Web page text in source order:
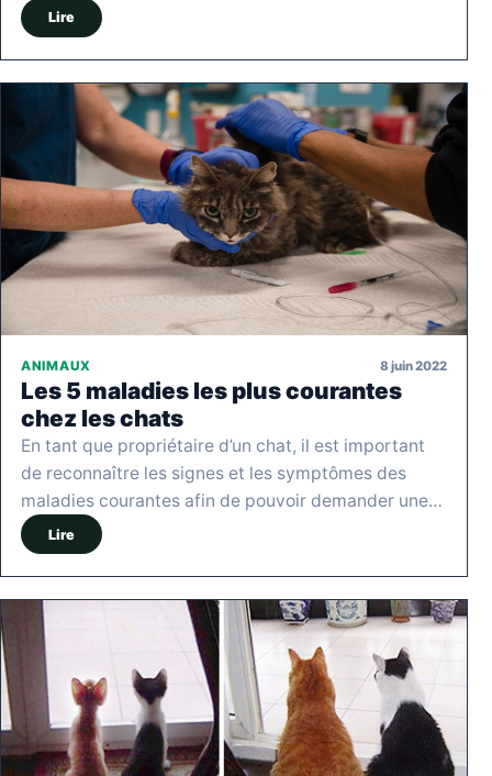
Lire
ANIMAUX 8 juin 2022
Les 5 maladies les plus courantes
chez les chats
En tant que propriétaire d’un chat, il est important
de reconnaître les signes et les symptômes des
maladies courantes afin de pouvoir demander une…
Lire